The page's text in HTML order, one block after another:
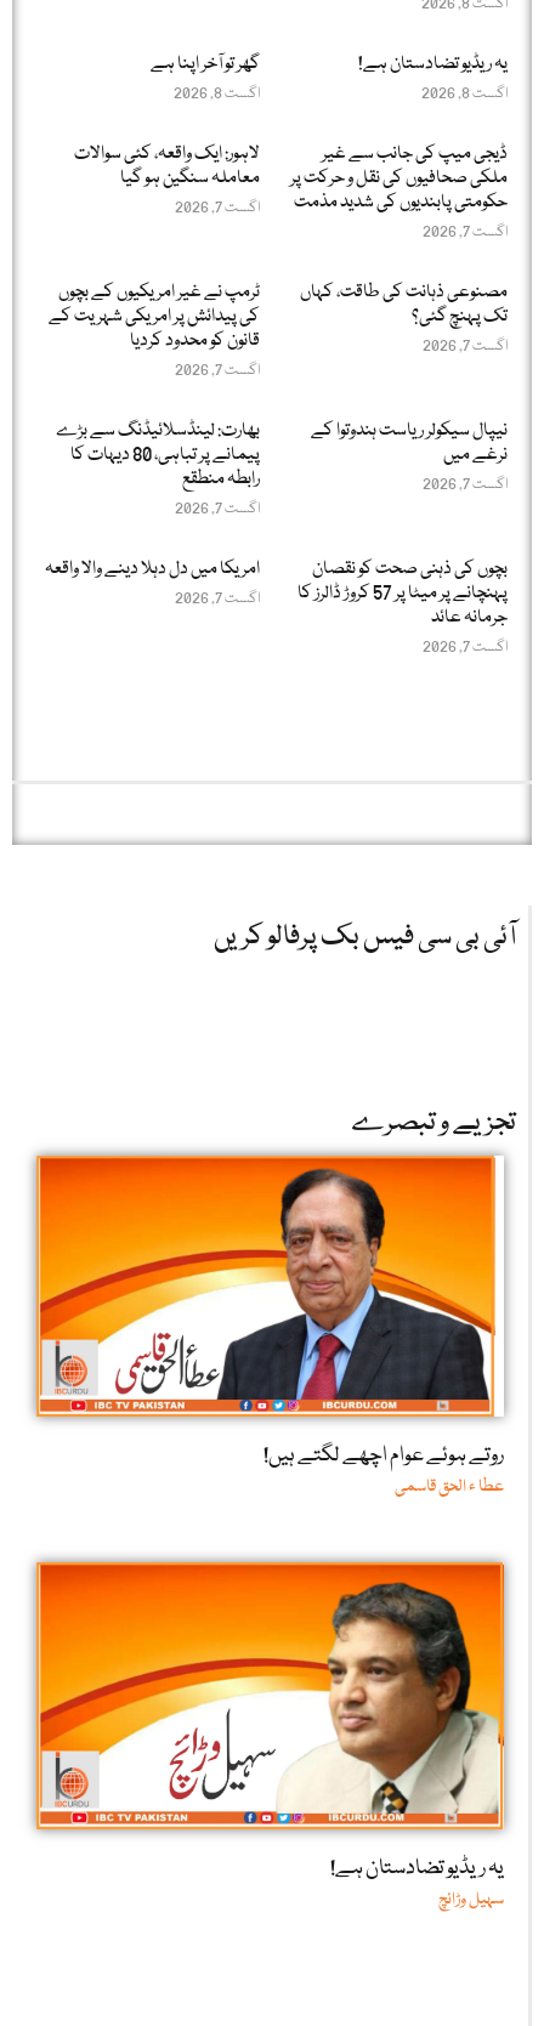
یہ ریڈیو تضادستان ہے!
اگست 8, 2026
گھر تو آخر اپنا ہے
اگست 8, 2026
ڈیجی میپ کی جانب سے غیر
ملکی صحافیوں کی نقل و حرکت پر
حکومتی پابندیوں کی شدید مذمت
اگست 7, 2026
لاہور: ایک واقعہ، کئی سوالات
معاملہ سنگین ہو گیا
اگست 7, 2026
مصنوعی ذہانت کی طاقت، کہاں
تک پہنچ گئی؟
اگست 7, 2026
ٹرمپ نے غیر امریکیوں کے بچوں
کی پیدائش پر امریکی شہریت کے
قانون کو محدود کردیا
اگست 7, 2026
نیپال سیکولر ریاست ہندوتوا کے
نرغے میں
اگست 7, 2026
بھارت: لینڈسلائیڈنگ سے بڑے
پیمانے پر تباہی، 80 دیہات کا
رابطہ منطقع
اگست 7, 2026
بچوں کی ذہنی صحت کو نقصان
پہنچانے پر میٹا پر 57 کروڑ ڈالرز کا
جرمانہ عائد
اگست 7, 2026
امریکا میں دل دہلا دینے والا واقعہ
اگست 7, 2026
آئی بی سی فیس بک پرفالو کریں
تجزیے و تبصرے
روتے ہوئے عوام اچھے لگتے ہیں!
عطا ء الحق قاسمی
یہ ریڈیو تضادستان ہے!
سہیل وڑائچ